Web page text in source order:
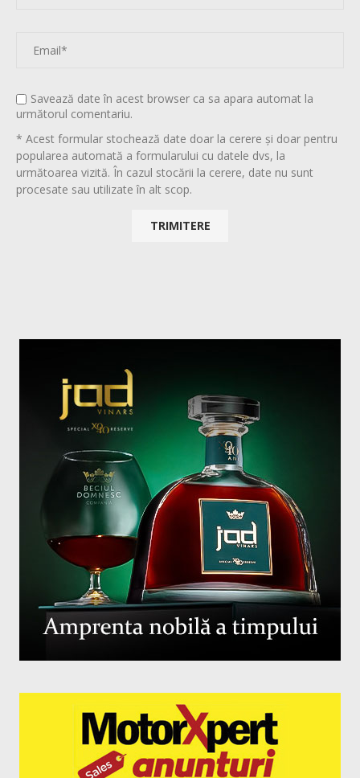
Savează date în acest browser ca sa apara automat la
următorul comentariu.
* Acest formular stochează date doar la cerere și doar pentru
popularea automată a formularului cu datele dvs, la
următoarea vizită. În cazul stocării la cerere, date nu sunt
procesate sau utilizate în alt scop.